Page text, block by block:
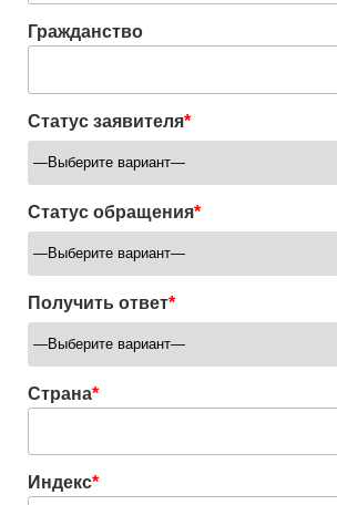
Гражданство
Статус заявителя*
Статус обращения*
Получить ответ*
Страна*
Индекс*